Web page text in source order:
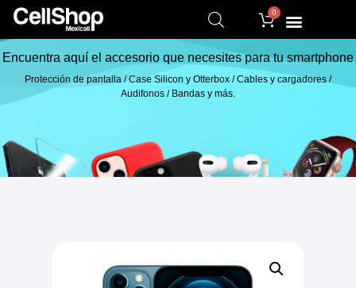
0
Encuentra aquí el accesorio que necesites para tu smartphone
Protección de pantalla / Case Silicon y Otterbox / Cables y cargadores /
Audifonos / Bandas y más.